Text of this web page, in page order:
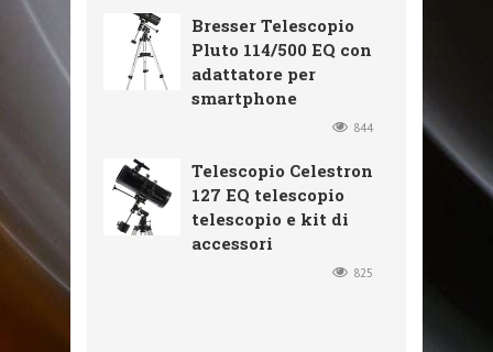
Bresser Telescopio
Pluto 114/500 EQ con
adattatore per
smartphone
844
Telescopio Celestron
127 EQ telescopio
telescopio e kit di
accessori
825